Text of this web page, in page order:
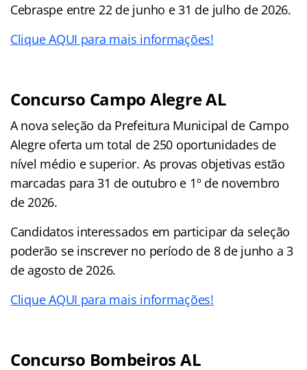
Cebraspe entre 22 de junho e 31 de julho de 2026.
Clique AQUI para mais informações!
Concurso Campo Alegre AL
A nova seleção da Prefeitura Municipal de Campo
Alegre oferta um total de 250 oportunidades de
nível médio e superior. As provas objetivas estão
marcadas para 31 de outubro e 1º de novembro
de 2026.
Candidatos interessados em participar da seleção
poderão se inscrever no período de 8 de junho a 3
de agosto de 2026.
Clique AQUI para mais informações!
Concurso Bombeiros AL